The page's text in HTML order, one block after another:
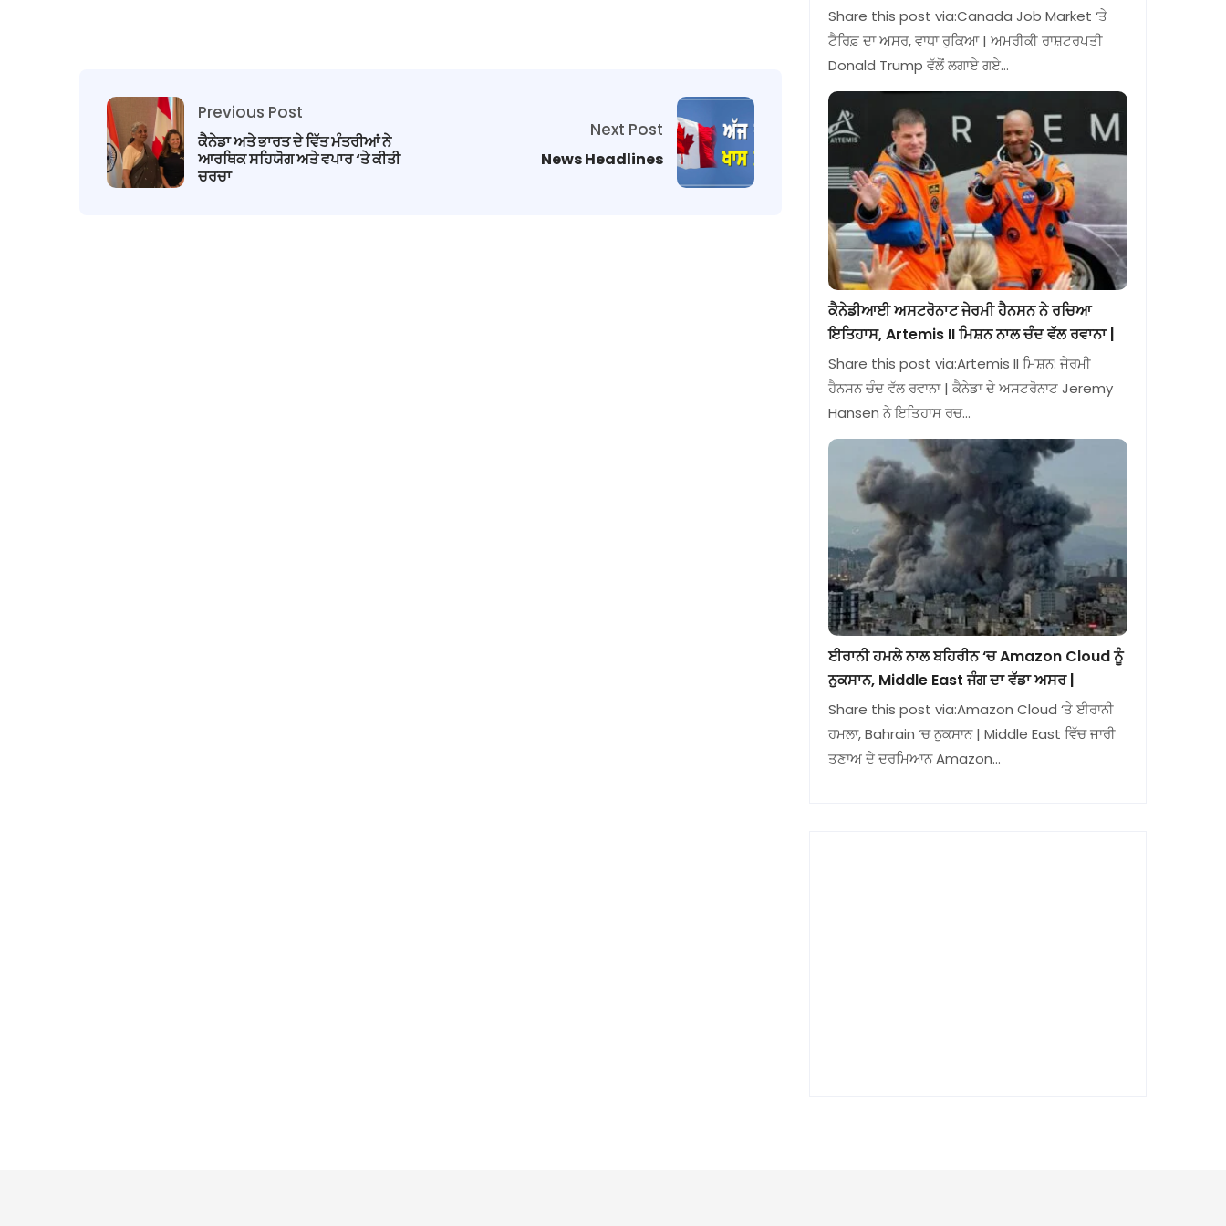
Previous Post
ਕੈਨੇਡਾ ਅਤੇ ਭਾਰਤ ਦੇ ਵਿੱਤ ਮੰਤਰੀਆਂ ਨੇ
ਆਰਥਿਕ ਸਹਿਯੋਗ ਅਤੇ ਵਪਾਰ ‘ਤੇ ਕੀਤੀ
ਚਰਚਾ
Next Post
News Headlines
Share this post via:Canada Job Market ‘ਤੇ
ਟੈਰਿਫ਼ ਦਾ ਅਸਰ, ਵਾਧਾ ਰੁਕਿਆ | ਅਮਰੀਕੀ ਰਾਸ਼ਟਰਪਤੀ
Donald Trump ਵੱਲੋਂ ਲਗਾਏ ਗਏ…
ਕੈਨੇਡੀਆਈ ਅਸਟਰੋਨਾਟ ਜੇਰਮੀ ਹੈਨਸਨ ਨੇ ਰਚਿਆ
ਇਤਿਹਾਸ, Artemis II ਮਿਸ਼ਨ ਨਾਲ ਚੰਦ ਵੱਲ ਰਵਾਨਾ |
Share this post via:Artemis II ਮਿਸ਼ਨ: ਜੇਰਮੀ
ਹੈਨਸਨ ਚੰਦ ਵੱਲ ਰਵਾਨਾ | ਕੈਨੇਡਾ ਦੇ ਅਸਟਰੋਨਾਟ Jeremy
Hansen ਨੇ ਇਤਿਹਾਸ ਰਚ…
ਈਰਾਨੀ ਹਮਲੇ ਨਾਲ ਬਹਿਰੀਨ ‘ਚ Amazon Cloud ਨੂੰ
ਨੁਕਸਾਨ, Middle East ਜੰਗ ਦਾ ਵੱਡਾ ਅਸਰ |
Share this post via:Amazon Cloud ‘ਤੇ ਈਰਾਨੀ
ਹਮਲਾ, Bahrain ‘ਚ ਨੁਕਸਾਨ | Middle East ਵਿੱਚ ਜਾਰੀ
ਤਣਾਅ ਦੇ ਦਰਮਿਆਨ Amazon…